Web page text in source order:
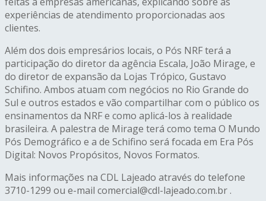
experiências de atendimento proporcionadas aos
clientes.
Além dos dois empresários locais, o Pós NRF terá a
participação do diretor da agência Escala, João Mirage, e
do diretor de expansão da Lojas Trópico, Gustavo
Schifino. Ambos atuam com negócios no Rio Grande do
Sul e outros estados e vão compartilhar com o público os
ensinamentos da NRF e como aplicá-los à realidade
brasileira. A palestra de Mirage terá como tema O Mundo
Pós Demográfico e a de Schifino será focada em Era Pós
Digital: Novos Propósitos, Novos Formatos.
Mais informações na CDL Lajeado através do telefone
3710-1299 ou e-mail comercial@cdl-lajeado.com.br .